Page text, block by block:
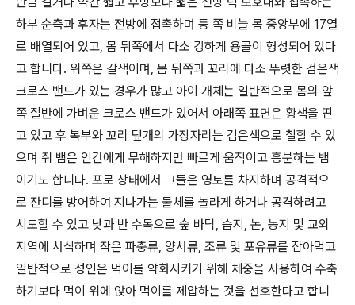
하부 순측과 후자는 전방에 접촉하며 등 쪽 비늘 몸 중앙부에 17열
로 배열되어 있고, 몸 뒤쪽에서 다소 강하게 용골이 형성되어 있다
고 합니다. 위쪽은 갈색이며, 몸 뒤쪽과 꼬리에 다소 뚜렷한 검은색
크로스 밴드가 있는 경우가 많고 아이 개체는 일반적으로 몸의 앞
쪽 절반에 가벼운 크로스 밴드가 있어서 아래쪽 표면은 황색을 띤
고 있고 후 복부와 꼬리 덮개의 가장자리는 검은색으로 칠할 수 있
으며 쥐 뱀은 인간에게 무해하지만 빠르게 움직이고 흥분하는 뱀
이기도 합니다. 포로 상태에서 그들은 영토를 차지하며 공격적으
로 잔디를 방어하여 지나가는 물체를 놀라게 하거나 공격하려고
시도할 수 있고 낮과 반 수목으로 숲 바닥, 습지, 논, 농지 및 교외
지역에 서식하며 작은 파충류, 양서류, 조류 및 포유류를 잡아먹고
일반적으로 성인은 먹이를 약화시키기 위해 체중을 사용하여 수축
하기보다 먹이 위에 앉아 먹이를 제압하는 것을 선호한다고 합니